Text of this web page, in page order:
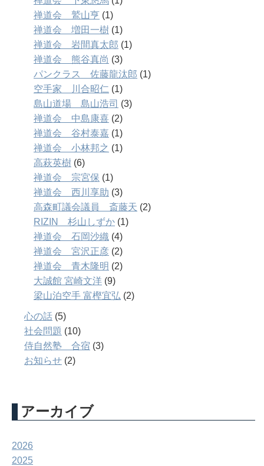
禅道会 鷲山亨 (1)
禅道会 増田一樹 (1)
禅道会 岩間真太郎 (1)
禅道会 熊谷真尚 (3)
パンクラス 佐藤龍汰郎 (1)
空手家 川合昭仁 (1)
島山道場 島山浩司 (3)
禅道会 中島康喜 (2)
禅道会 谷村泰嘉 (1)
禅道会 小林邦之 (1)
高萩英樹 (6)
禅道会 宗宮保 (1)
禅道会 西川享助 (3)
高森町議会議員 斎藤天 (2)
RIZIN 杉山しずか (1)
禅道会 石岡沙織 (4)
禅道会 宮沢正彦 (2)
禅道会 青木隆明 (2)
大誠館 宮崎文洋 (9)
梁山泊空手 富樫宜弘 (2)
心の話 (5)
社会問題 (10)
侍自然塾 合宿 (3)
お知らせ (2)
アーカイブ
2026
2025